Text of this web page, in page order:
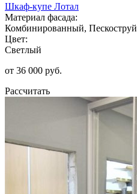
Шкаф-купе Лотал
Материал фасада:
Комбинированный, Пескоструй
Цвет:
Светлый
от 36 000 руб.
Рассчитать